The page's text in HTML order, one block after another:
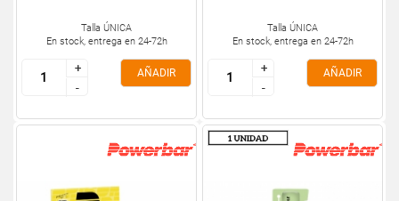
Talla ÚNICA
En stock, entrega en 24-72h
+
-
+
-
AÑADIR
Talla ÚNICA
En stock, entrega en 24-72h
+
-
+
-
AÑADIR